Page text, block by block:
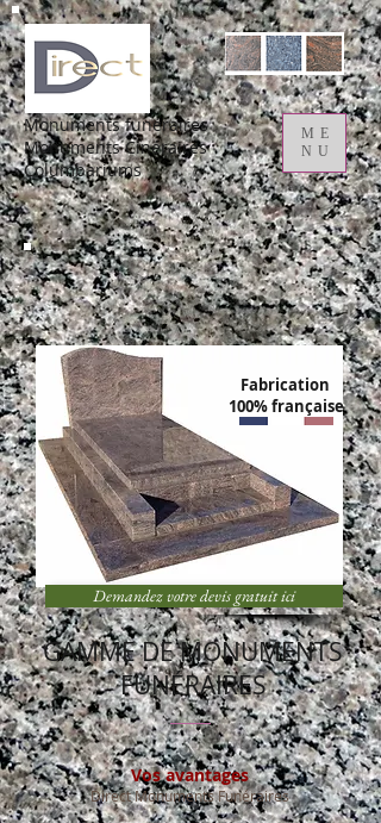
Monuments funéraires
Monuments Cinéraires
Columbariums
ME
NU
Fabrication
100% française
Demandez votre devis gratuit ici
GAMME DE MONUMENTS
FUNÉRAIRES
Vos avantages
Direct Monuments Funéraires